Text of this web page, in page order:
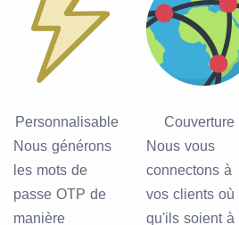
Personnalisable
Nous générons
les mots de
passe OTP de
manière
Couverture
Nous vous
connectons à
vos clients où
qu'ils soient à